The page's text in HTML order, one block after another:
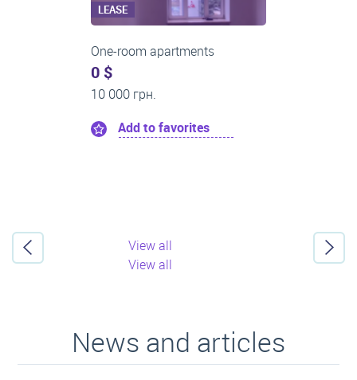
Two-room apartments
16 000 грн.
Add to favorites
View all
View all
News and articles